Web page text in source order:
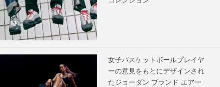
女子バスケットボールプレイヤ
ーの意見をもとにデザインされ
たジョーダン ブランド エアー